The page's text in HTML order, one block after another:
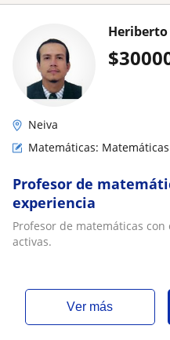
$
Heriberto
Neiva
Matemáticas:
Profesor de
experiencia
Profesor de matemáticas
activas.
ver más